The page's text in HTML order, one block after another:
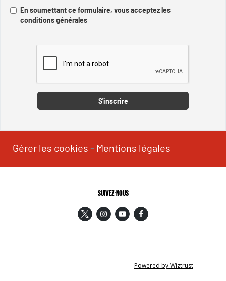
En soumettant ce formulaire, vous acceptez les
conditions générales
S'inscrire
Gérer les cookies - Mentions légales
SUIVEZ-NOUS
Powered by Wiztrust